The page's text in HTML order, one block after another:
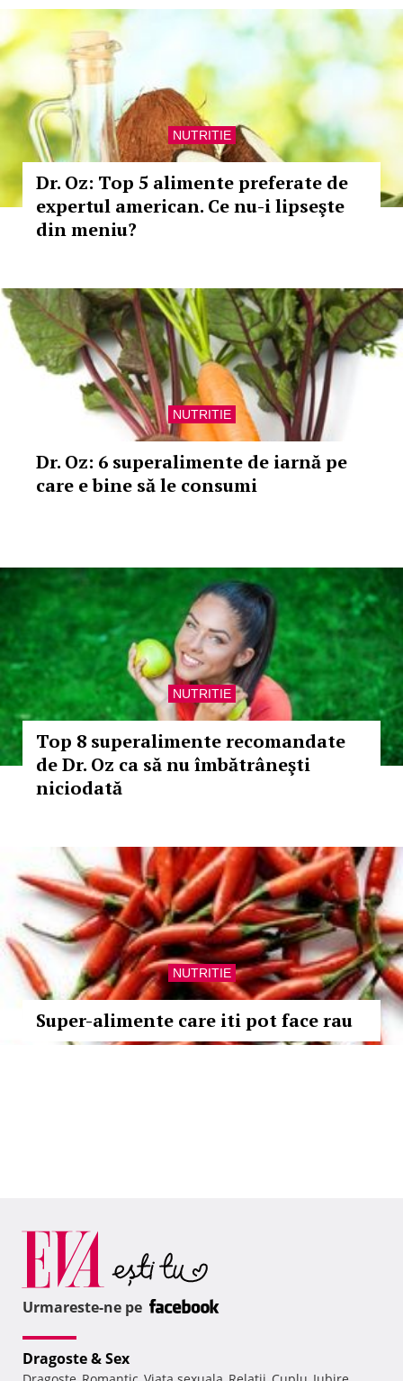
NUTRITIE
Dr. Oz: Top 5 alimente preferate de
expertul american. Ce nu-i lipseşte
din meniu?
NUTRITIE
Dr. Oz: 6 superalimente de iarnă pe
care e bine să le consumi
NUTRITIE
Top 8 superalimente recomandate
de Dr. Oz ca să nu îmbătrâneşti
niciodată
NUTRITIE
Super-alimente care iti pot face rau
Urmareste-ne pe
Dragoste & Sex